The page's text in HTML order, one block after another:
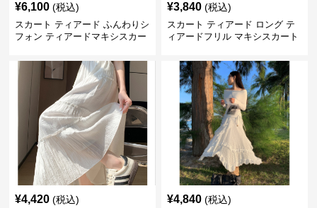
¥6,100 (税込)
スカート ティアード ふんわりシ
フォン ティアードマキシスカー
¥3,840 (税込)
スカート ティアード ロング テ
ィアードフリル マキシスカート
¥4,420 (税込) ¥4,840 (税込)